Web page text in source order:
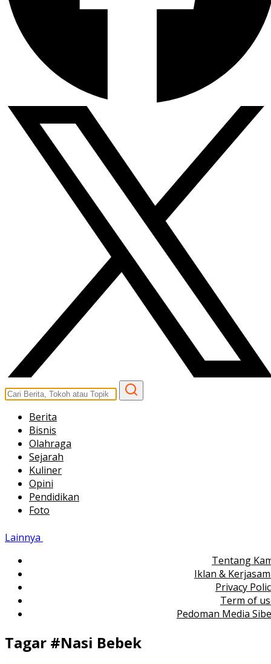
Berita
Bisnis
Olahraga
Sejarah
Kuliner
Opini
Pendidikan
Foto
Lainnya
Tentang
Iklan &
Privacy
Term of
Pedoman Media
Tagar #Nasi Bebek